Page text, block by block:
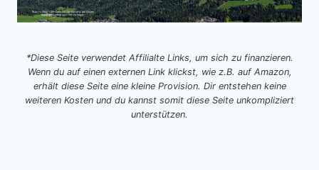
*Diese Seite verwendet Affilialte Links, um sich zu finanzieren.
Wenn du auf einen externen Link klickst, wie z.B. auf Amazon,
erhält diese Seite eine kleine Provision. Dir entstehen keine
weiteren Kosten und du kannst somit diese Seite unkompliziert
unterstützen.